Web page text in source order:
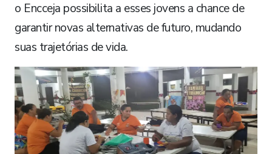
o Encceja possibilita a esses jovens a chance de
garantir novas alternativas de futuro, mudando
suas trajetórias de vida.